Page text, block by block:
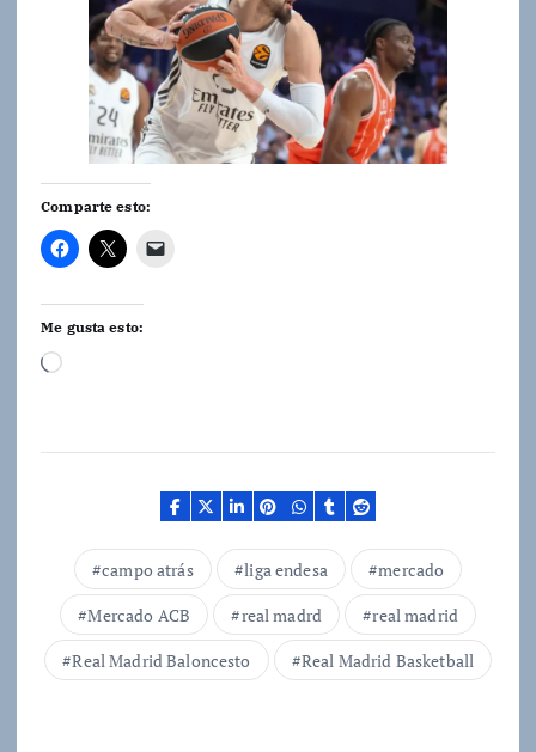
Comparte esto:
Me gusta esto:
C
g
.
.
.
campo atrás liga endesa
mercado
Mercado ACB
real madrd
real madrid
Real Madrid Baloncesto
Real Madrid Basketball